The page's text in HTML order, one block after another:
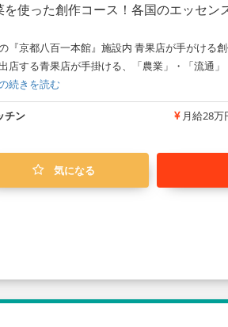
使った創作コース！各国のエッセ
『京都八百一本館』施設内 青果店が手がける
店する青果店が手掛ける、「農業」・「流通
続きを読む
チン 月給28万
気になる